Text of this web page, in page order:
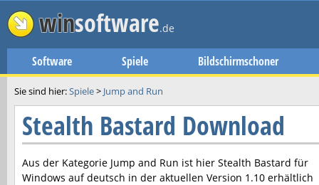
winsoftware.de
Software Spiele Bildschirmschoner
Sie sind hier:Spiele> Jump and Run
Stealth Bastard Download
Aus der Kategorie Jump and Run ist hier Stealth Bastard für
Windows auf deutsch in der aktuellen Version 1.10 erhältlich